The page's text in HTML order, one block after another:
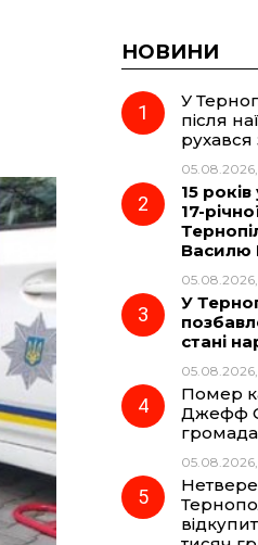
НОВИНИ
У
після
15
17-
Василю
05.08.2026,
У
стані
Помер
Джефф